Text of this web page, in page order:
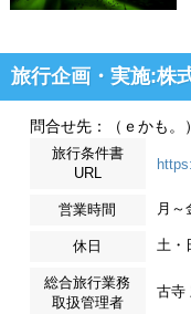
旅行企画・実施:株
問合せ先：（ｅかも。
旅行条件書
URL
営業時間 月～
休日 土・
総合旅行業務
取扱管理者
古寺